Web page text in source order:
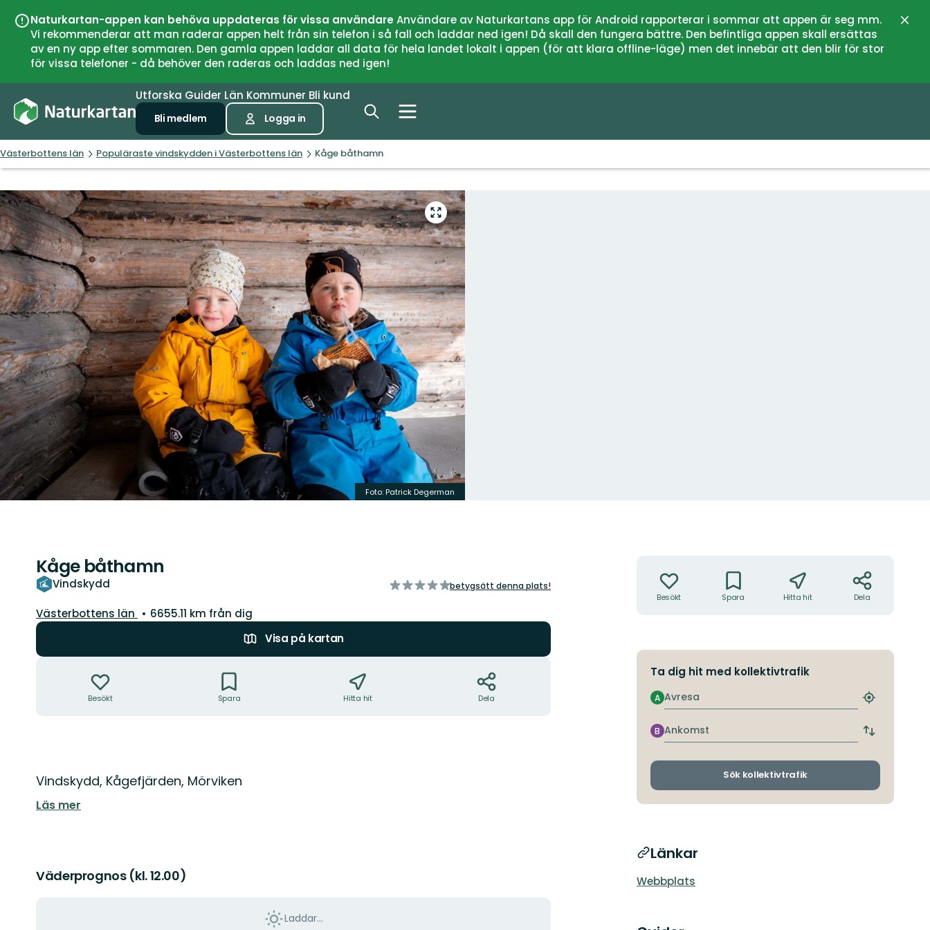
Naturkartan-appen kan behöva uppdateras för vissa användareAnvändare av Naturkartans app för Android rapporterar i sommar att appen är seg mm.
Vi rekommenderar att man raderar appen helt från sin telefon i så fall och laddar ned igen! Då skall den fungera bättre. Den befintliga appen skall ersättas
av en ny app efter sommaren. Den gamla appen laddar all data för hela landet lokalt i appen (för att klara offline-läge) men det innebär att den blir för stor
för vissa telefoner - då behöver den raderas och laddas ned igen!
Utforska Guider Län Kommuner Bli kund
Bli medlem Logga in
Västerbottens län Populäraste vindskydden i Västerbottens län Kåge båthamn
Gå
till
helskärmsläge
Foto: Patrick Degerman
Kåge båthamn
Vindskydd
av
betygsätt denna plats!
Län:
Västerbottens län
6655.11 km från dig
Visa på kartan
Besökt Spara Hitta hit Dela
Beskrivning
Vindskydd, Kågefjärden, Mörviken
Läs mer
Väderprognos (kl. 12.00)
Laddar...
Besökt Spara Hitta hit Dela
Ta dig hit med kollektivtrafik
Avresa
A
Hitta
hållplats
Ankomst
B
Byt
och
Sök kollektivtrafik
Länkar
Webbplats